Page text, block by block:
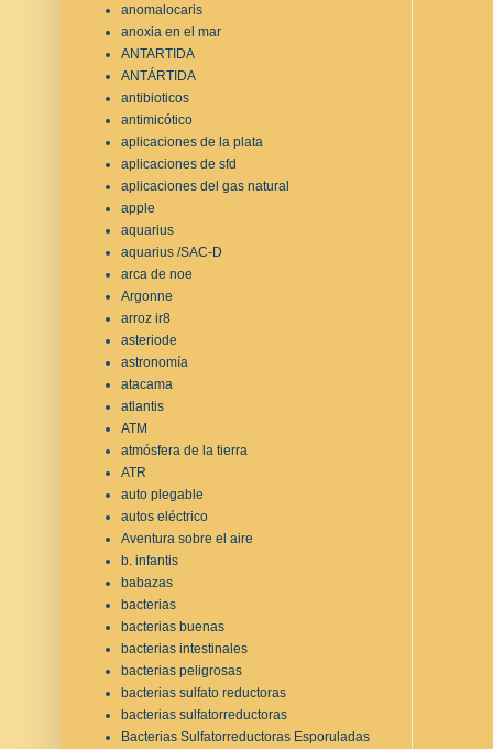
anomalocaris
anoxia en el mar
ANTARTIDA
ANTÁRTIDA
antibioticos
antimicótico
aplicaciones de la plata
aplicaciones de sfd
aplicaciones del gas natural
apple
aquarius
aquarius /SAC-D
arca de noe
Argonne
arroz ir8
asteriode
astronomía
atacama
atlantis
ATM
atmósfera de la tierra
ATR
auto plegable
autos eléctrico
Aventura sobre el aire
b. infantis
babazas
bacterias
bacterias buenas
bacterias intestinales
bacterias peligrosas
bacterias sulfato reductoras
bacterias sulfatorreductoras
Bacterias Sulfatorreductoras Esporuladas